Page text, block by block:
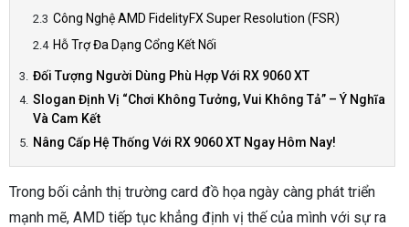
Công Nghệ AMD FidelityFX Super Resolution (FSR)
Hỗ Trợ Đa Dạng Cổng Kết Nối
Đối Tượng Người Dùng Phù Hợp Với RX 9060 XT
Slogan Định Vị “Chơi Không Tưởng, Vui Không Tả” – Ý Nghĩa
Và Cam Kết
Nâng Cấp Hệ Thống Với RX 9060 XT Ngay Hôm Nay!
Trong bối cảnh thị trường card đồ họa ngày càng phát triển
mạnh mẽ, AMD tiếp tục khẳng định vị thế của mình với sự ra